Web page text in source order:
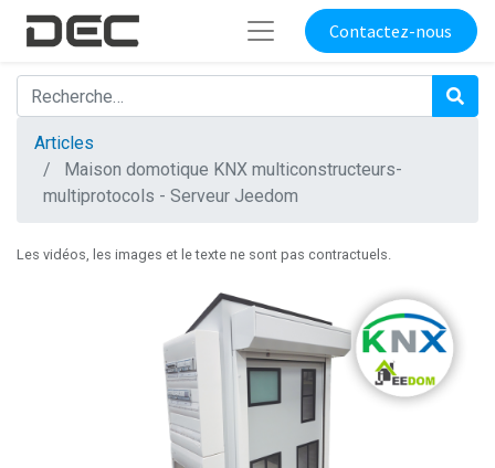
Contactez-nous
Articles
Maison domotique KNX multiconstructeurs-
multiprotocols - Serveur Jeedom
Les vidéos, les images et le texte ne sont pas contractuels.